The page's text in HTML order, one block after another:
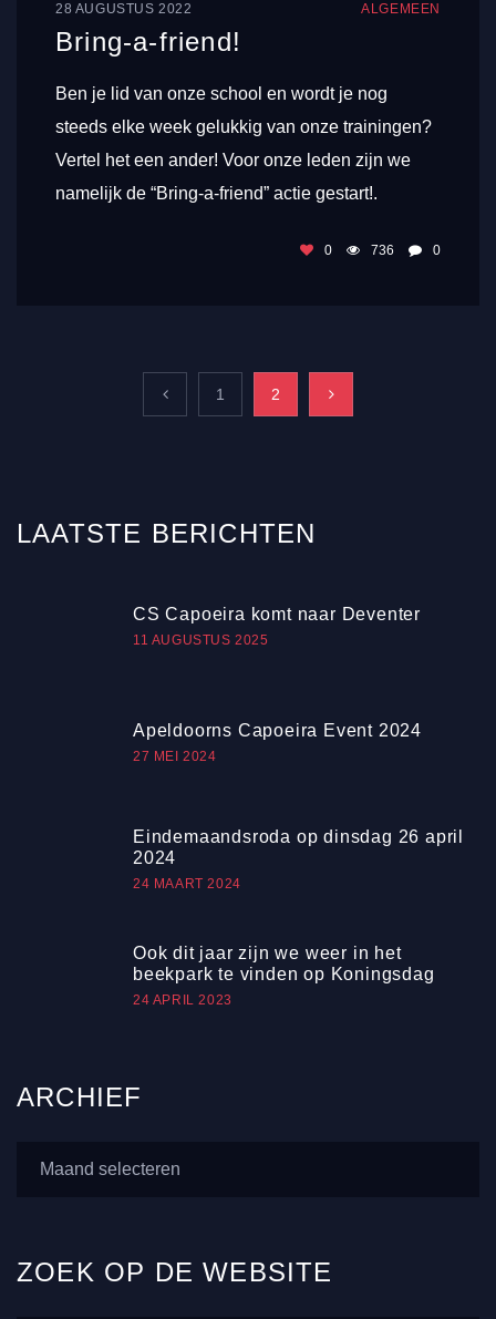
28 AUGUSTUS 2022 ALGEMEEN
Bring-a-friend!
Ben je lid van onze school en wordt je nog
steeds elke week gelukkig van onze trainingen?
Vertel het een ander! Voor onze leden zijn we
namelijk de “Bring-a-friend” actie gestart!.
0 736 0
1 2
LAATSTE BERICHTEN
CS Capoeira komt naar Deventer
11 AUGUSTUS 2025
Apeldoorns Capoeira Event 2024
27 MEI 2024
Eindemaandsroda op dinsdag 26 april
2024
24 MAART 2024
Ook dit jaar zijn we weer in het
beekpark te vinden op Koningsdag
24 APRIL 2023
ARCHIEF
ZOEK OP DEWEBSITE